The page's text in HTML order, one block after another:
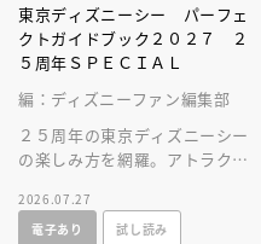
東京ディズニーシー パーフェ
クトガイドブック２０２７ ２
５周年ＳＰＥＣＩＡＬ
編：ディズニーファン編集部
２５周年の東京ディズニーシー
の楽しみ方を網羅。アトラクシ
ョップ情報に加え、使いやすい
マップつき！
2026.07.27
電子あり
試し読み